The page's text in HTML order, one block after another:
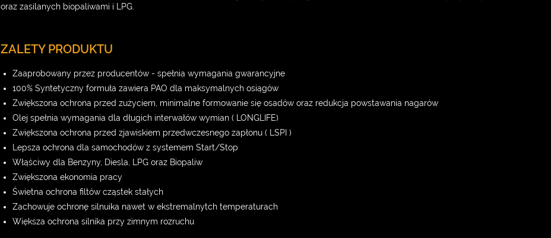
oraz zasilanych biopaliwami i LPG.
ZALETY PRODUKTU
Zaaprobowany przez producentów - spełnia wymagania gwarancyjne
100% Syntetyczny formuła zawiera PAO dla maksymalnych osiągów
Zwiększona ochrona przed zużyciem, minimalne formowanie się osadów oraz redukcja powstawania nagarów
Olej spełnia wymagania dla długich interwałów wymian ( LONGLIFE)
Zwiększona ochrona przed zjawiskiem przedwczesnego zapłonu ( LSPI )
Lepsza ochrona dla samochodów z systemem Start/Stop
Włąściwy dla Benzyny, Diesla, LPG oraz Biopaliw
Zwiększona ekonomia pracy
Świetna ochrona filtów cząstek stałych
Zachowuje ochronę silnuika nawet w ekstremalnytch temperaturach
Większa ochrona silnika przy zimnym rozruchu